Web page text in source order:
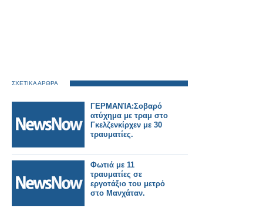
ΣΧΕΤΙΚΑ ΑΡΘΡΑ
ΓΕΡΜΑΝΊΑ:Σοβαρό
ατύχημα με τραμ στο
Γκελζενκίρχεν με 30
τραυματίες.
Φωτιά με 11
τραυματίες σε
εργοτάξιο του μετρό
στο Μανχάταν.